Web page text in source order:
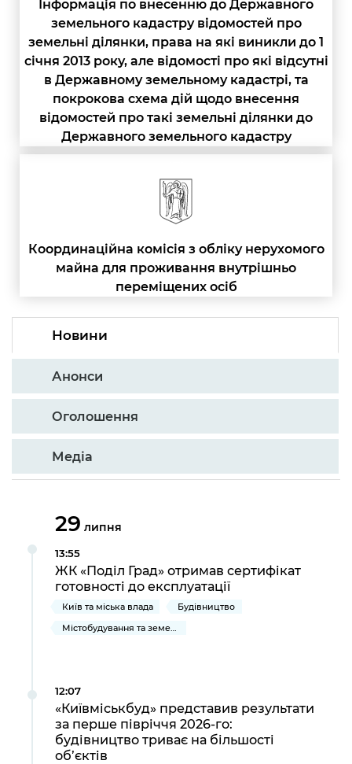
Інформація по внесенню до Державного
земельного кадастру відомостей про
земельні ділянки, права на які виникли до 1
січня 2013 року, але відомості про які відсутні
в Державному земельному кадастрі, та
покрокова схема дій щодо внесення
відомостей про такі земельні ділянки до
Державного земельного кадастру
Координаційна комісія з обліку нерухомого
майна для проживання внутрішньо
переміщених осіб
Новини
Анонси
Оголошення
Медіа
29 липня
13:55
ЖК «Поділ Град» отримав сертифікат
готовності до експлуатації
Київ та міська влада
Будівництво
Містобудування та земельні ділянки
12:07
«Київміськбуд» представив результати
за перше півріччя 2026-го:
будівництво триває на більшості
об’єктів